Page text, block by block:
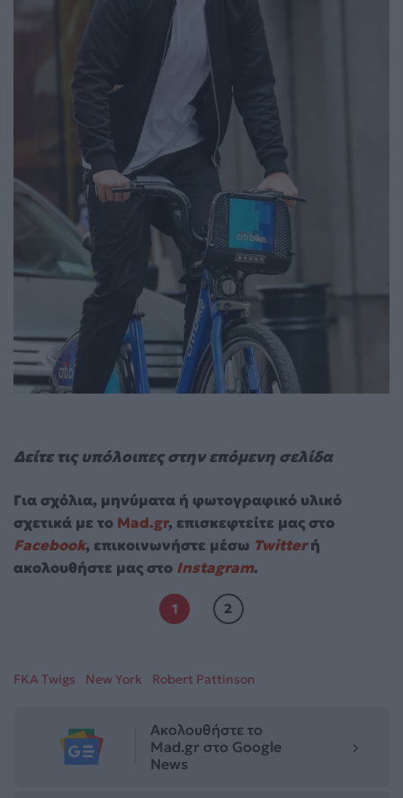
Δείτε τις υπόλοιπες στην επόμενη σελίδα
Για σχόλια, μηνύματα ή φωτογραφικό υλικό
σχετικά με το Mad.gr, επισκεφτείτε μας στο
Facebook, επικοινωνήστε μέσω Twitterή
ακολουθήστε μας στο Instagram.
1 2
FKA Twigs New York Robert Pattinson
Ακολουθήστε το
Mad.gr στο Google
News